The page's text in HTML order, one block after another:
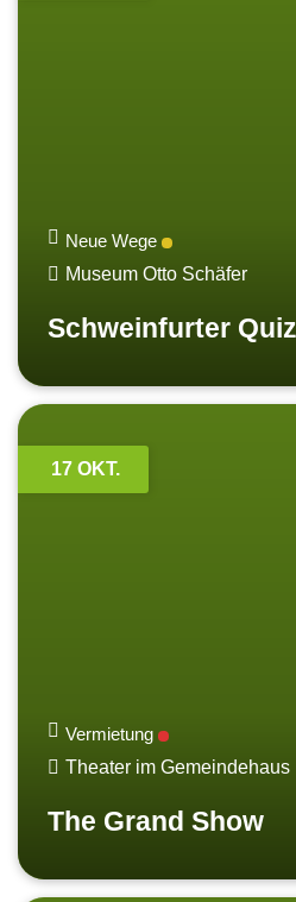
Neue Wege
Museum Otto Schäfer
Schweinfurter
17 OKT.
Vermietung
Theater im Gemeindehaus
The Grand Show